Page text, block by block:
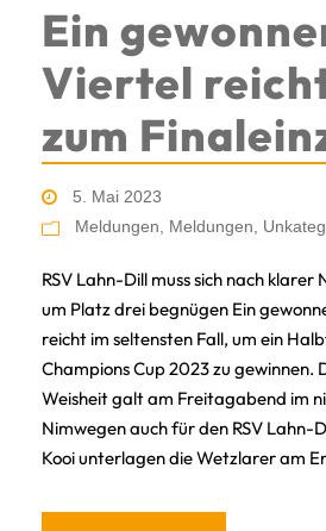
Ein
Viertel
zum
5. Mai 2023
Meldungen
Meldungen
RSV Lahn-Dill muss sich nach
um Platz drei begnügen Ein
reicht im seltensten Fall, um ein
Champions Cup 2023 zu gewinnen.
Weisheit galt am Freitagabend im
Nimwegen auch für den RSV Lahn-
Kooi unterlagen die Wetzlarer am